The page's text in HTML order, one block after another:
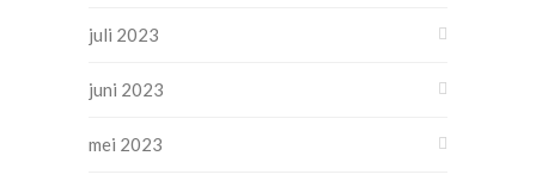
juli 2023
juni 2023
mei 2023